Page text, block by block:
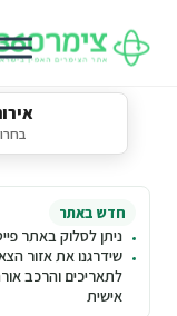
בחרו
חדש באתר
ניתן לסלוק באתר
שידרגנו את אזור
לתאריכים והרכב
אישית